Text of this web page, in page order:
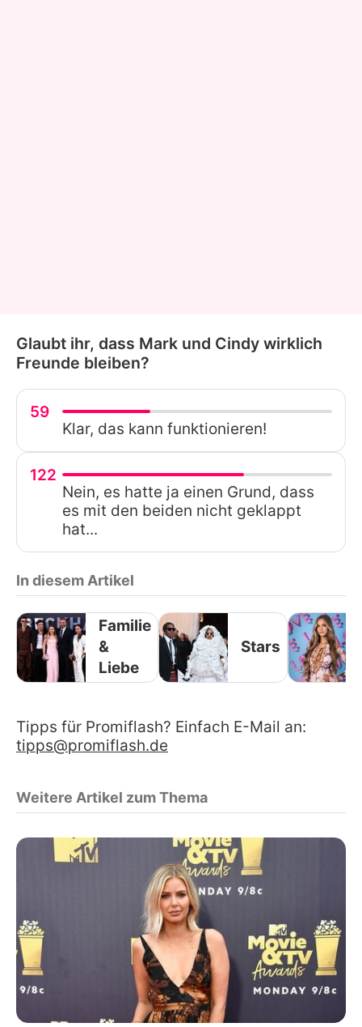
Glaubt ihr, dass Mark und Cindy wirklich
Freunde bleiben?
59
Klar, das kann funktionieren!
122
Nein, es hatte ja einen Grund, dass
es mit den beiden nicht geklappt
hat...
In diesem Artikel
Familie
&
Liebe
Stars
Tipps für Promiflash? Einfach E-Mail an:
tipps@promiflash.de
Weitere Artikel zum Thema